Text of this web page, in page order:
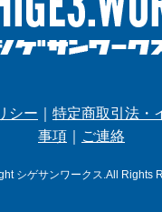
シー 特定商取引法・
事項
ご連絡
シゲサンワークス.All Rights